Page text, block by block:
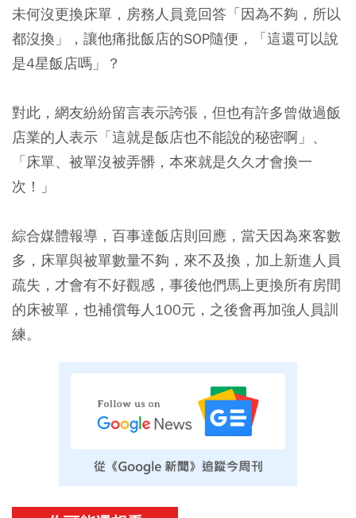
未何沒更換床單，房務人員竟回答「因為不夠，所以
都沒換」，讓他痛批飯店的SOP隨便，「這還可以說
是4星飯店嗎」？
對此，網友紛紛留言表示誇張，但也有許多曾做過飯
店業的人表示「這就是飯店也不能說的秘密啊」、
「床單、被單沒被弄髒，本來就是久久才會換一
次！」
綜合媒體報導，百事達飯店則回應，當天因為來客數
多，床單與被單數量不夠，來不及換，加上新進人員
疏失，才會有不好觀感，事後他們馬上更換所有房間
的床被單，也補償每人100元，之後會再加強人員訓
練。